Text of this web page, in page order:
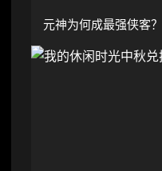
元神为何成最强侠客